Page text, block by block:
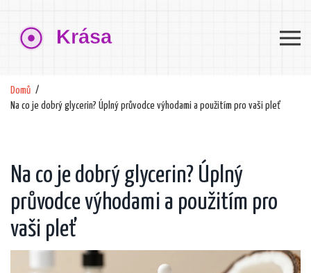
Domů
Na co je dobrý glycerin? Úplný průvodce výhodami a použitím pro vaši pleť
Na co je dobrý glycerin? Úplný
průvodce výhodami a použitím pro
vaši pleť